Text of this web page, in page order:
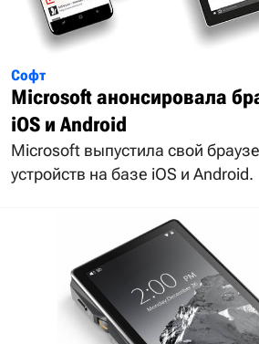
Софт
Microsoft анонсировала
iOS и Android
Microsoft выпустила свой
устройств на базе iOS и Android.